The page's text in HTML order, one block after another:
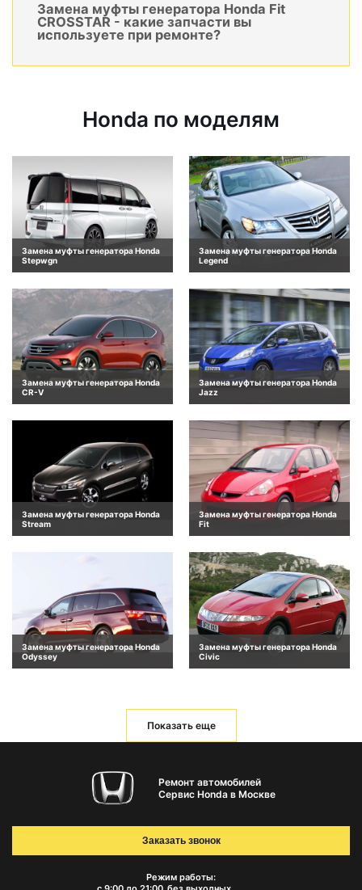
Замена муфты генератора Honda Fit
CROSSTAR - какие запчасти вы
используете при ремонте?
Honda по моделям
Замена муфты генератора Honda
Stepwgn
Замена муфты генератора Honda
Legend
Замена муфты генератора Honda
CR-V
Замена муфты генератора Honda
Jazz
Замена муфты генератора Honda
Stream
Замена муфты генератора Honda
Fit
Замена муфты генератора Honda
Odyssey
Замена муфты генератора Honda
Civic
Показать еще
Ремонт автомобилей
Сервис Honda в Москве
Режим работы:
Заказать звонок